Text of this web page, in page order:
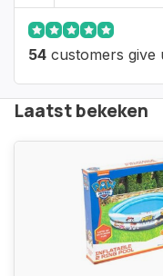
54 customers give
Laatst bekeken